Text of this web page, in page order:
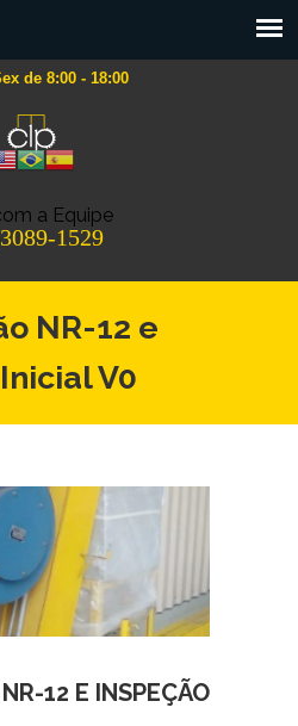
de 8:00 - 18:00
a Equipe
1529
NR-12 e
V0
12 E INSPEÇÃO